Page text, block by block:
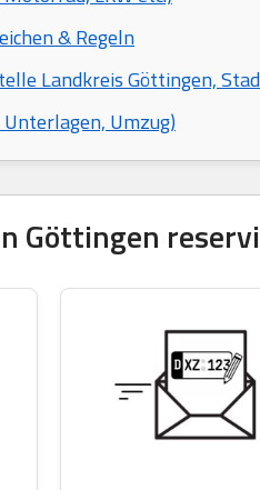
& Regeln
Landkreis Göttingen,
Umzug)
Göttingen